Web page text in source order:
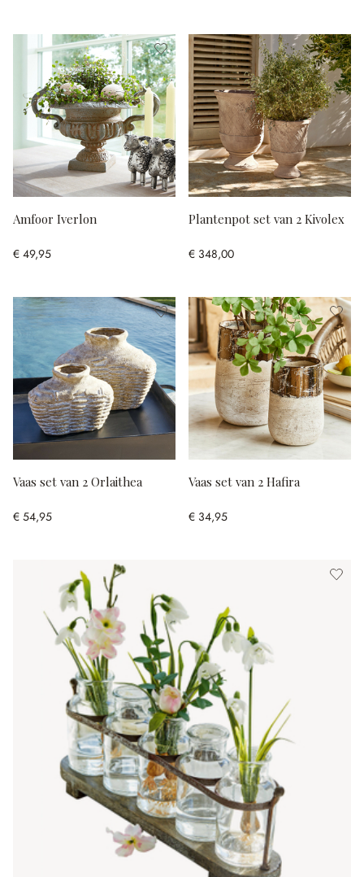
Amfoor Iverlon
€ 49,95
Plantenpot set van 2 Kivolex
€ 348,00
Vaas set van 2 Orlaithea
€ 54,95
Vaas set van 2 Hafira
€ 34,95